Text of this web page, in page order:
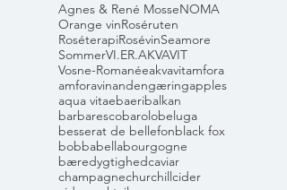
Agnes & René MosseNOMA
Orange vinRoséruten
RoséterapiRosévinSeamore
SommerVI.ER.AKVAVIT
Vosne-Romanéeakvavitamfora
amforavinandengæringapples
aqua vitaebaeribalkan
barbarescobarolobeluga
besserat de bellefonblack fox
bobbabellabourgogne
bæredygtighedcaviar
champagnechurchillcider